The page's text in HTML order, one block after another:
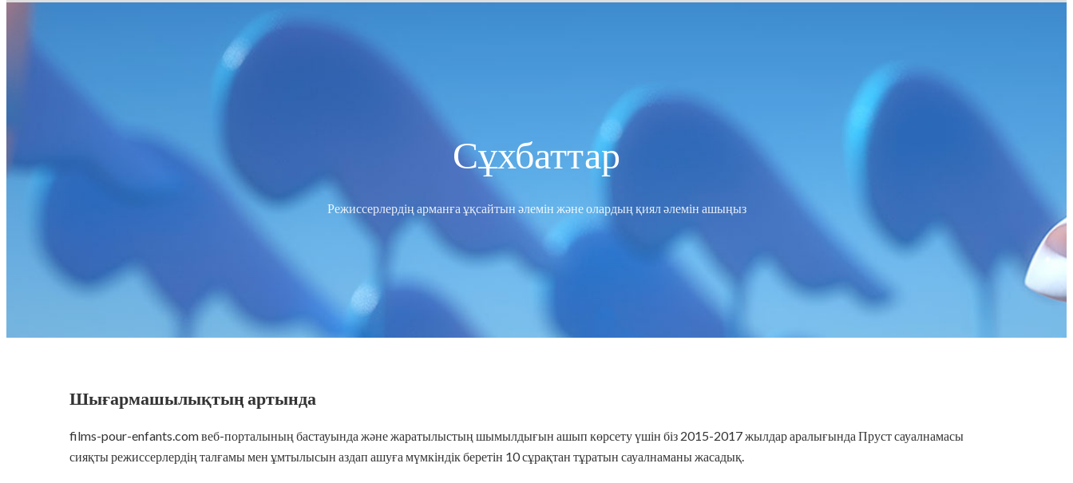
Сұхбаттар
Режиссерлердің арманға ұқсайтын әлемін және олардың қиял әлемін ашыңыз
Шығармашылықтың артында
films-pour-enfants.com веб-порталының бастауында және жаратылыстың шымылдығын ашып көрсету үшін біз 2015-2017 жылдар аралығында Пруст сауалнамасы
сияқты режиссерлердің талғамы мен ұмтылысын аздап ашуға мүмкіндік беретін 10 сұрақтан тұратын сауалнаманы жасадық.